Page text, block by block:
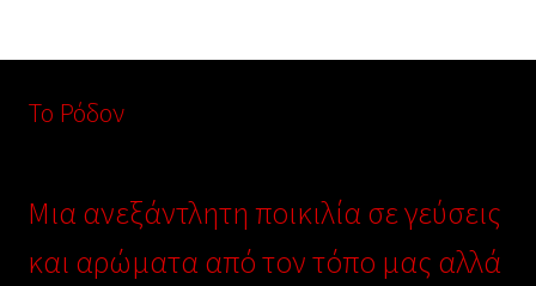
Το Ρόδον
Μια ανεξάντλητη ποικιλία σε γεύσεις
και αρώματα από τον τόπο μας αλλά